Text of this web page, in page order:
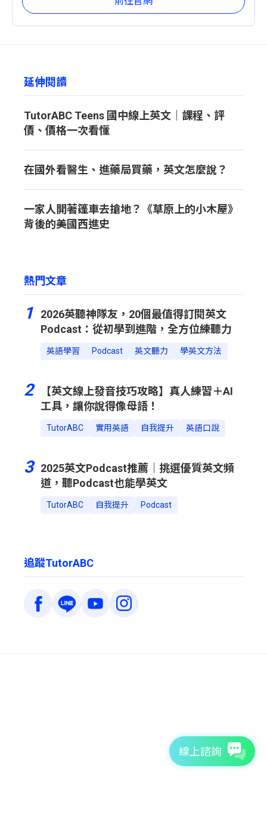
延伸閱讀
TutorABC Teens 國中線上英文｜課程、評
價、價格一次看懂
在國外看醫生、進藥局買藥，英文怎麼說？
一家人開著篷車去搶地？《草原上的小木屋》
背後的美國西進史
熱門文章
1
2026英聽神隊友，20個最值得訂閱英文
Podcast：從初學到進階，全方位練聽力
英語學習 Podcast 英文聽力 學英文方法
2
【英文線上發音技巧攻略】真人練習＋AI
工具，讓你說得像母語！
TutorABC 實用英語 自我提升 英語口說
3
2025英文Podcast推薦｜挑選優質英文頻
道，聽Podcast也能學英文
TutorABC 自我提升 Podcast
追蹤TutorABC
線上諮詢